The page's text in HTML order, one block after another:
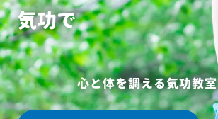
気功で
心と体を調える気功教室